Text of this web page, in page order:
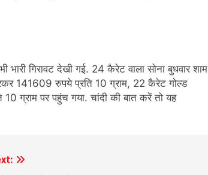
भारी ग‍िरावट देखी गई. 24 कैरेट वाला सोना बुधवार शाम
141609 रुपये प्रत‍ि 10 ग्राम, 22 कैरेट गोल्‍ड
ग्राम पर पहुंच गया. चांदी की बात करें तो यह